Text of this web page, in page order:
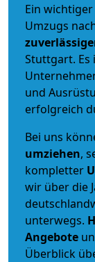
Ein
Umzugs
Stuttgart. Es
und
erfolgreich
Bei uns
umziehen,
kompletter
wir über die
unterwegs.
Angebote
Überblick